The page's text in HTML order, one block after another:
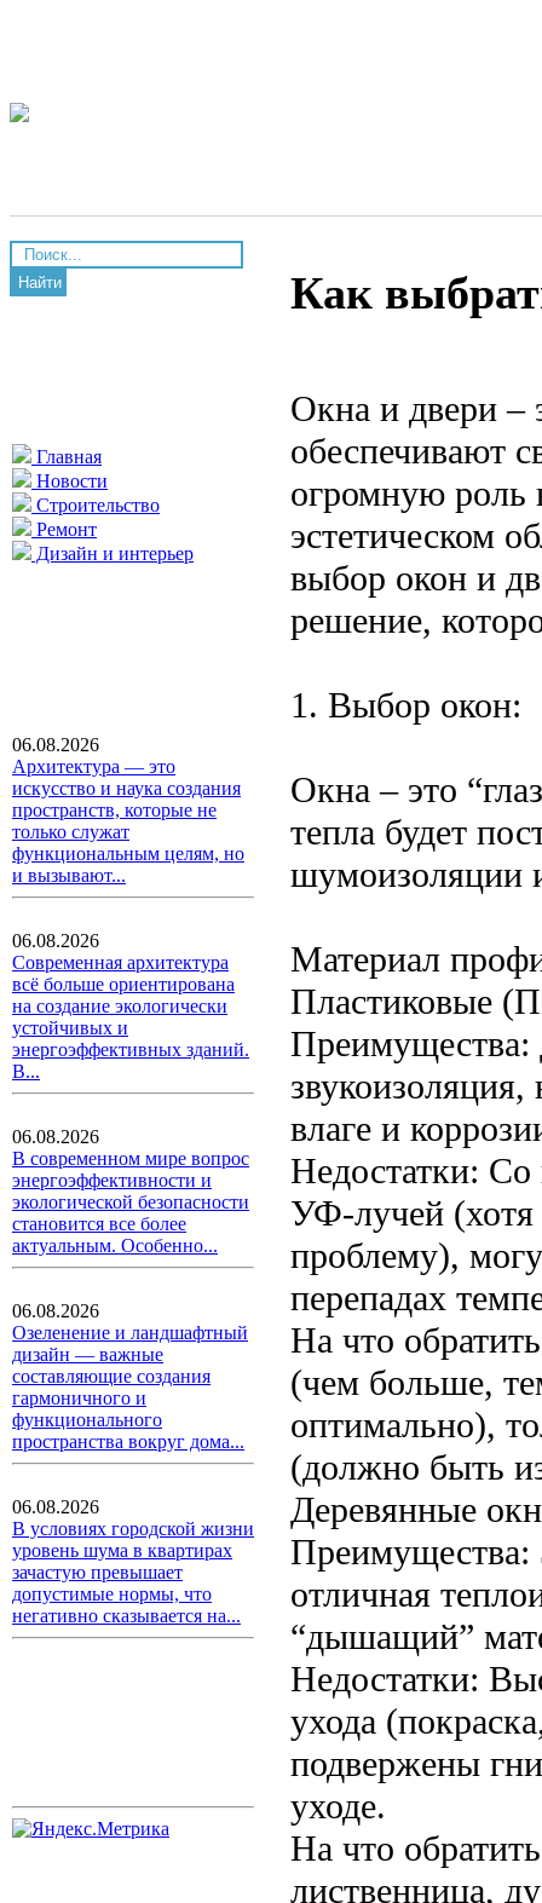
Найти
Главная
Новости
Строительство
Ремонт
Дизайн и интерьер
06.08.2026
Архитектура — это
искусство и наука создания
пространств, которые не
только служат
функциональным целям, но
и вызывают...
06.08.2026
Современная архитектура
всё больше ориентирована
на создание экологически
устойчивых и
энергоэффективных зданий.
В...
06.08.2026
В современном мире вопрос
энергоэффективности и
экологической безопасности
становится все более
актуальным. Особенно...
06.08.2026
Озеленение и ландшафтный
дизайн — важные
составляющие создания
гармоничного и
функционального
пространства вокруг дома...
06.08.2026
В условиях городской жизни
уровень шума в квартирах
зачастую превышает
допустимые нормы, что
негативно сказывается на...
Как
Окна и двери –
обеспечивают
огромную роль
эстетическом
выбор окон и
решение,
1. Выбор окон:
Окна – это
тепла будет
шумоизоляции
Материал
Пластиковые
Преимущества:
влаге и
Недостатки: Со
УФ-лучей (хотя
проблему),
перепадах
На что
(чем больше,
оптимально),
(должно быть
Деревянные
Преимущества:
отличная
“дышащий”
Недостатки:
ухода
подвержены
уходе.
На что
лиственница,